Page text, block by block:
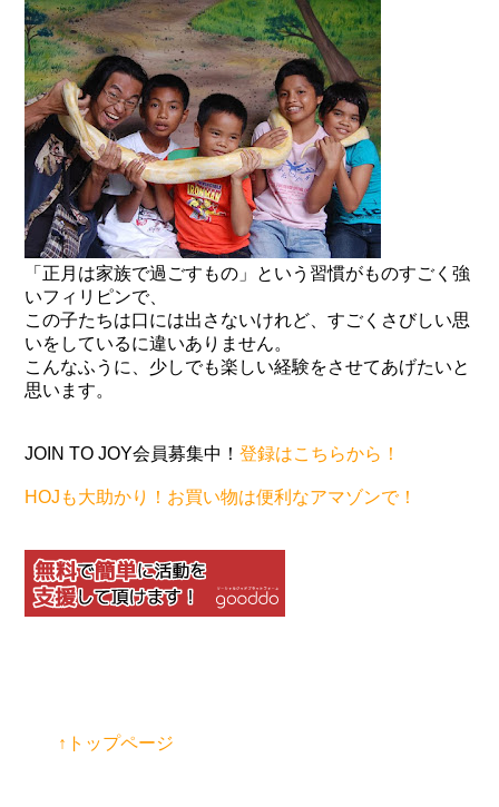
「正月は家族で過ごすもの」という習慣がものすごく強
いフィリピンで、
この子たちは口には出さないけれど、すごくさびしい思
いをしているに違いありません。
こんなふうに、少しでも楽しい経験をさせてあげたいと
思います。
JOIN TO JOY会員募集中！登録はこちらから！
HOJも大助かり！お買い物は便利なアマゾンで！
↑トップページ